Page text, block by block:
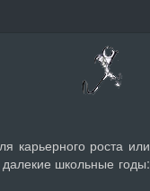
карьерного роста или
школьные годы: